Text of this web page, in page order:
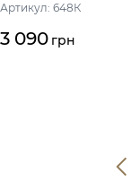
Артикул: 648К
3 090 грн